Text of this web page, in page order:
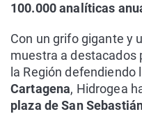
100.000 analíticas
Con un grifo gigante y
muestra a destacados
la Región defendiendo
Cartagena, Hidrogea
plaza de San